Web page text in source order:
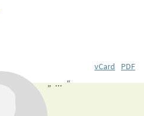
vCard
PDF
„ ... “